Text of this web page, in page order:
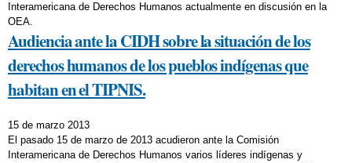
Interamericana de Derechos Humanos actualmente en discusión en la
OEA.
Audiencia ante la CIDH sobre la situación de los
derechos humanos de los pueblos indígenas que
habitan en el TIPNIS.
15 de marzo 2013
El pasado 15 de marzo de 2013 acudieron ante la Comisión
Interamericana de Derechos Humanos varios líderes indígenas y